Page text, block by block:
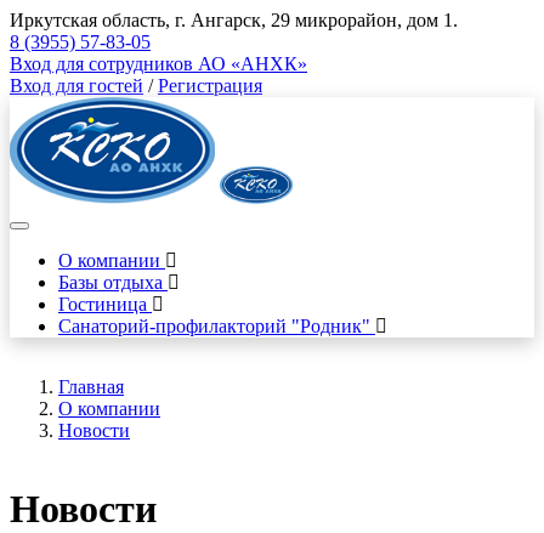
Иркутская область, г. Ангарск, 29 микрорайон, дом 1.
8 (3955) 57-83-05
Вход для сотрудников АО «АНХК»
Вход для гостей /Регистрация
О компании
Базы отдыха
Гостиница
Санаторий-профилакторий "Родник"
Главная
О компании
Новости
Новости